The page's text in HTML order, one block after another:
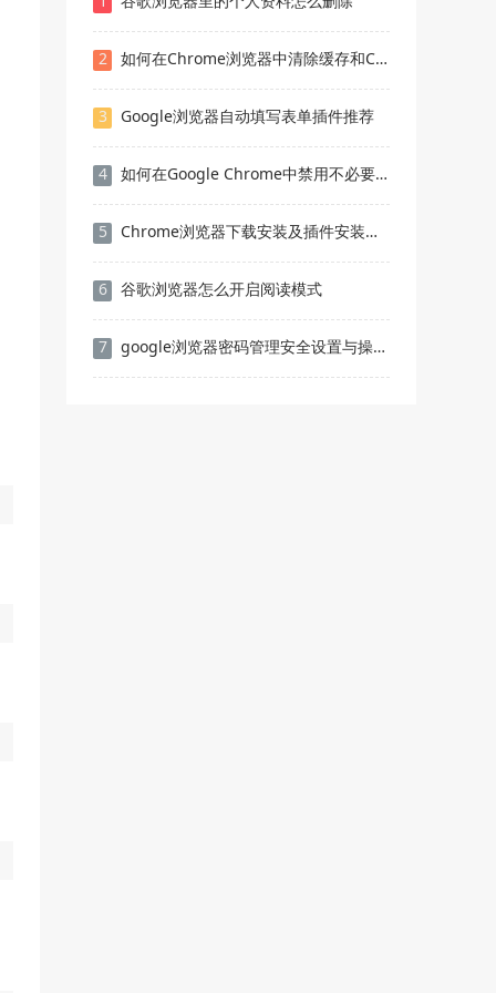
2 如何在Chrome浏览器中清除缓存和Cookies
3 Google浏览器自动填写表单插件推荐
4 如何在Google Chrome中禁用不必要的脚本
5 Chrome浏览器下载安装及插件安装顺序教程
6 谷歌浏览器怎么开启阅读模式
7 google浏览器密码管理安全设置与操作指南